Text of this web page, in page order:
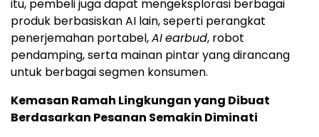
itu, pembeli juga dapat mengeksplorasi berbagai
produk berbasiskan AI lain, seperti perangkat
penerjemahan portabel,AIearbud, robot
pendamping, serta mainan pintar yang dirancang
untuk berbagai segmen konsumen.
Kemasan Ramah Lingkungan yang Dibuat
Berdasarkan Pesanan Semakin Diminati